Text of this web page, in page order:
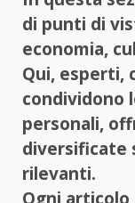
di punti di
economia,
Qui, esperti,
condividono
personali,
diversificate
rilevanti.